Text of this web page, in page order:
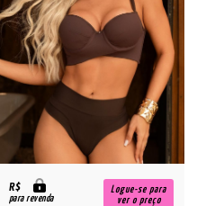
R$
para revenda
Logue-se para
ver o preço